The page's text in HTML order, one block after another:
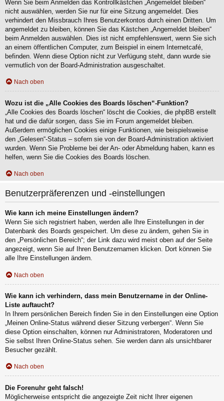
Wenn Sie beim Anmelden das Kontrollkästchen „Angemeldet bleiben“
nicht auswählen, werden Sie nur für eine Sitzung angemeldet. Dies
verhindert den Missbrauch Ihres Benutzerkontos durch einen Dritten. Um
angemeldet zu bleiben, können Sie das Kästchen „Angemeldet bleiben“
beim Anmelden auswählen. Dies ist nicht empfehlenswert, wenn Sie sich
an einem öffentlichen Computer, zum Beispiel in einem Internetcafé,
befinden. Wenn diese Option nicht zur Verfügung steht, dann wurde sie
vermutlich von der Board-Administration ausgeschaltet.
Nach oben
Wozu ist die „Alle Cookies des Boards löschen“-Funktion?
„Alle Cookies des Boards löschen“ löscht die Cookies, die phpBB erstellt
hat und die dafür sorgen, dass Sie im Forum angemeldet bleiben.
Außerdem ermöglichen Cookies einige Funktionen, wie beispielsweise
den „Gelesen“-Status – sofern sie von der Board-Administration aktiviert
wurden. Wenn Sie Probleme bei der An- oder Abmeldung haben, kann es
helfen, wenn Sie die Cookies des Boards löschen.
Nach oben
Benutzerpräferenzen und -einstellungen
Wie kann ich meine Einstellungen ändern?
Wenn Sie sich registriert haben, werden alle Ihre Einstellungen in der
Datenbank des Boards gespeichert. Um diese zu ändern, gehen Sie in
den „Persönlichen Bereich“; der Link dazu wird meist oben auf der Seite
angezeigt, wenn Sie auf Ihren Benutzernamen klicken. Dort können Sie
alle Ihre Einstellungen ändern.
Nach oben
Wie kann ich verhindern, dass mein Benutzername in der Online-
Liste auftaucht?
In Ihrem persönlichen Bereich finden Sie in den Einstellungen eine Option
„Meinen Online-Status während dieser Sitzung verbergen“. Wenn Sie
diese Option einschalten, können nur Administratoren, Moderatoren und
Sie selbst Ihren Online-Status sehen. Sie werden dann als unsichtbarer
Besucher gezählt.
Nach oben
Die Forenuhr geht falsch!
Möglicherweise entspricht die angezeigte Zeit nicht Ihrer eigenen